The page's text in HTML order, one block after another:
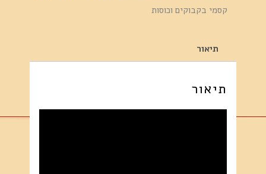
קסמי בקבוקים וכוסות
תיאור
תיאור